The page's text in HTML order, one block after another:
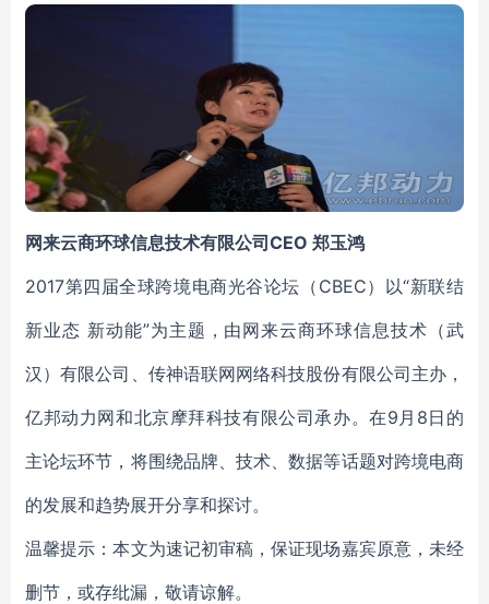
网来云商环球信息技术有限公司CEO 郑玉鸿
2017第四届全球跨境电商光谷论坛（CBEC）以“新联结
新业态 新动能”为主题，由网来云商环球信息技术（武
汉）有限公司、传神语联网网络科技股份有限公司主办，
亿邦动力网和北京摩拜科技有限公司承办。在9月8日的
主论坛环节，将围绕品牌、技术、数据等话题对跨境电商
的发展和趋势展开分享和探讨。
温馨提示：本文为速记初审稿，保证现场嘉宾原意，未经
删节，或存纰漏，敬请谅解。